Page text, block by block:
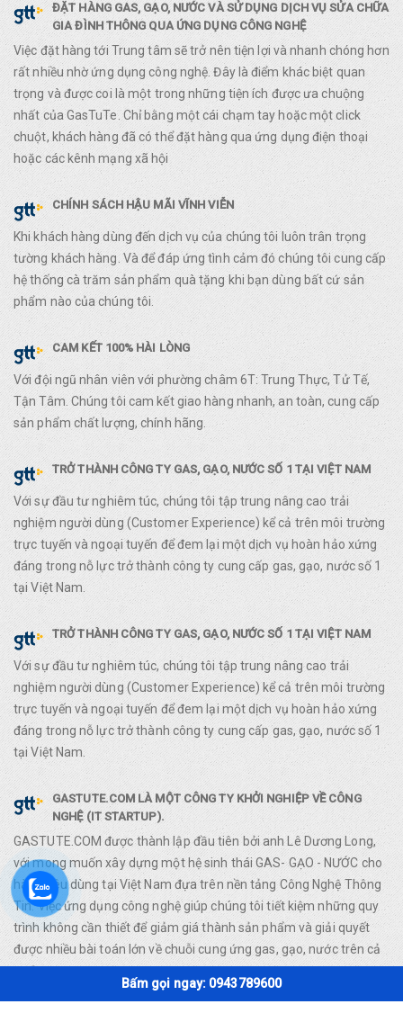
ĐẶT HÀNG GAS, GẠO, NƯỚC VÀ SỬ DỤNG DỊCH VỤ SỬA CHỮA
GIA ĐÌNH THÔNG QUA ỨNG DỤNG CÔNG NGHỆ
Việc đặt hàng tới Trung tâm sẽ trở nên tiện lợi và nhanh chóng hơn
rất nhiều nhờ ứng dụng công nghệ. Đây là điểm khác biệt quan
trọng và được coi là một trong những tiện ích được ưa chuộng
nhất của GasTuTe. Chỉ bằng một cái chạm tay hoặc một click
chuột, khách hàng đã có thể đặt hàng qua ứng dụng điện thoại
hoặc các kênh mạng xã hội
CHÍNH SÁCH HẬU MÃI VĨNH VIỄN
Khi khách hàng dùng đến dịch vụ của chúng tôi luôn trân trọng
tường khách hàng. Và để đáp ứng tình cảm đó chúng tôi cung cấp
hệ thống cà trăm sản phẩm quà tặng khi bạn dùng bất cứ sản
phẩm nào của chúng tôi.
CAM KẾT 100% HÀI LÒNG
Với đội ngũ nhân viên với phường châm 6T: Trung Thực, Tử Tế,
Tận Tâm. Chúng tôi cam kết giao hàng nhanh, an toàn, cung cấp
sản phẩm chất lượng, chính hãng.
TRỞ THÀNH CÔNG TY GAS, GẠO, NƯỚC SỐ 1 TẠI VIỆT NAM
Với sự đầu tư nghiêm túc, chúng tôi tập trung nâng cao trải
nghiệm người dùng (Customer Experience) kể cả trên môi trường
trực tuyến và ngoại tuyến để đem lại một dịch vụ hoàn hảo xứng
đáng trong nỗ lực trở thành công ty cung cấp gas, gạo, nước số 1
tại Việt Nam.
TRỞ THÀNH CÔNG TY GAS, GẠO, NƯỚC SỐ 1 TẠI VIỆT NAM
Với sự đầu tư nghiêm túc, chúng tôi tập trung nâng cao trải
nghiệm người dùng (Customer Experience) kể cả trên môi trường
trực tuyến và ngoại tuyến để đem lại một dịch vụ hoàn hảo xứng
đáng trong nỗ lực trở thành công ty cung cấp gas, gạo, nước số 1
tại Việt Nam.
GASTUTE.COM LÀ MỘT CÔNG TY KHỞI NGHIỆP VỀ CÔNG
NGHỆ (IT STARTUP).
GASTUTE.COM được thành lập đầu tiên bởi anh Lê Dương Long,
với mong muốn xây dựng một hệ sinh thái GAS- GẠO - NƯỚC cho
hàng tiêu dùng tại Việt Nam đựa trên nền tảng Công Nghệ Thông
Tin. Việc ứng dụng công nghệ giúp chúng tôi tiết kiệm những quy
trình không cần thiết để giảm giá thành sản phẩm và giải quyết
được nhiều bài toán lớn về chuỗi cung ứng gas, gạo, nước trên cả
nước.
Bấm gọi ngay: 0943789600